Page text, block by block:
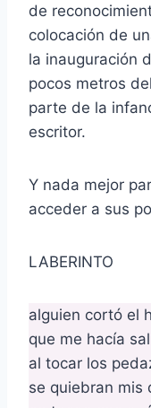
de
colocación de
la inauguración
pocos metros
parte de la
escritor.
Y nada mejor
acceder a sus
LABERINTO
alguien cortó el
que me hacía
al tocar los
se quiebran mis